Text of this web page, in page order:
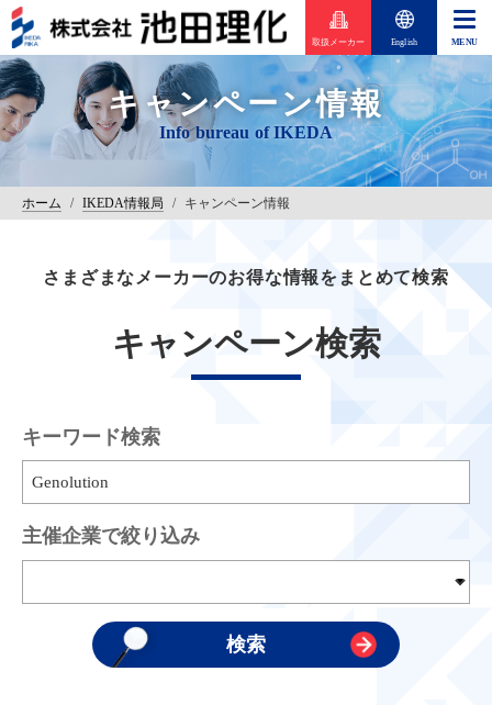
取扱メーカー English
キャンペーン情報
ホーム / IKEDA情報局 / キャンペーン情報
さまざまなメーカーのお得な情報をまとめて検索
キャンペーン検索
キーワード検索
主催企業で絞り込み